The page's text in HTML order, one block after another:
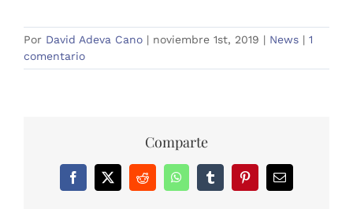
Por David Adeva Cano | noviembre 1st, 2019 | News | 1
comentario
Comparte
Facebook
X RedditWhatsAppTumblrPinterestCorreo
electrónico